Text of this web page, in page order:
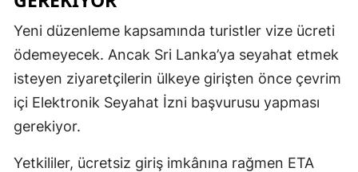
Yeni düzenleme kapsamında turistler vize ücreti
ödemeyecek. Ancak Sri Lanka’ya seyahat etmek
isteyen ziyaretçilerin ülkeye girişten önce çevrim
içi Elektronik Seyahat İzni başvurusu yapması
gerekiyor.
Yetkililer, ücretsiz giriş imkânına rağmen ETA